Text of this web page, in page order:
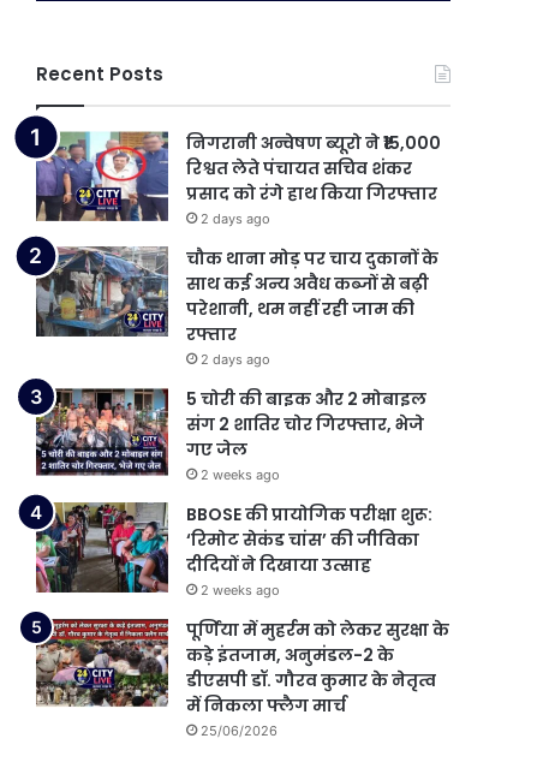
Recent Posts
निगरानी अन्वेषण ब्यूरो ने ₹15,000
रिश्वत लेते पंचायत सचिव शंकर
प्रसाद को रंगे हाथ किया गिरफ्तार
2 days ago
चौक थाना मोड़ पर चाय दुकानों के
साथ कई अन्य अवैध कब्जों से बढ़ी
परेशानी, थम नहीं रही जाम की
रफ्तार
2 days ago
5 चोरी की बाइक और 2 मोबाइल
संग 2 शातिर चोर गिरफ्तार, भेजे
गए जेल
2 weeks ago
BBOSE की प्रायोगिक परीक्षा शुरू:
‘रिमोट सेकंड चांस’ की जीविका
दीदियों ने दिखाया उत्साह
2 weeks ago
पूर्णिया में मुहर्रम को लेकर सुरक्षा के
कड़े इंतजाम, अनुमंडल-2 के
डीएसपी डॉ. गौरव कुमार के नेतृत्व
में निकला फ्लैग मार्च
25/06/2026